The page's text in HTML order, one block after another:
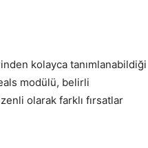
kolayca tanımlanabildiği
modülü, belirli
olarak farklı fırsatlar